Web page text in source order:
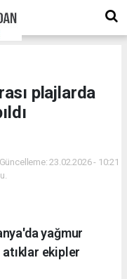
plajlarda
23.02.2026 - 10:21
yağmur
ekipler